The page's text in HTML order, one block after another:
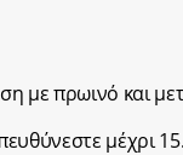
με πρωινό και
μέχρι